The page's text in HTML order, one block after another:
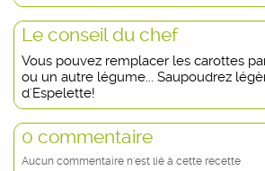
Le conseil du chef
Vous pouvez remplacer les carottes
ou un autre légume... Saupoudrez
d'Espelette!
0 commentaire
Aucun commentaire n'est lié à cette recette